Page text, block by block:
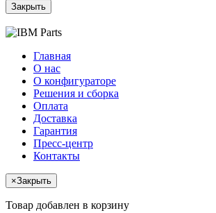
Закрыть
Главная
О нас
О конфигураторе
Решения и сборка
Оплата
Доставка
Гарантия
Пресс-центр
Контакты
×Закрыть
Товар добавлен в корзину